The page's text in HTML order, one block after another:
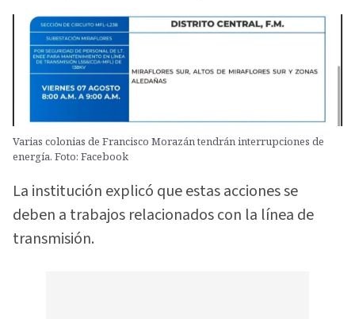
Varias colonias de Francisco Morazán tendrán interrupciones de
energía. Foto: Facebook
La institución explicó que estas acciones se
deben a trabajos relacionados con la línea de
transmisión.